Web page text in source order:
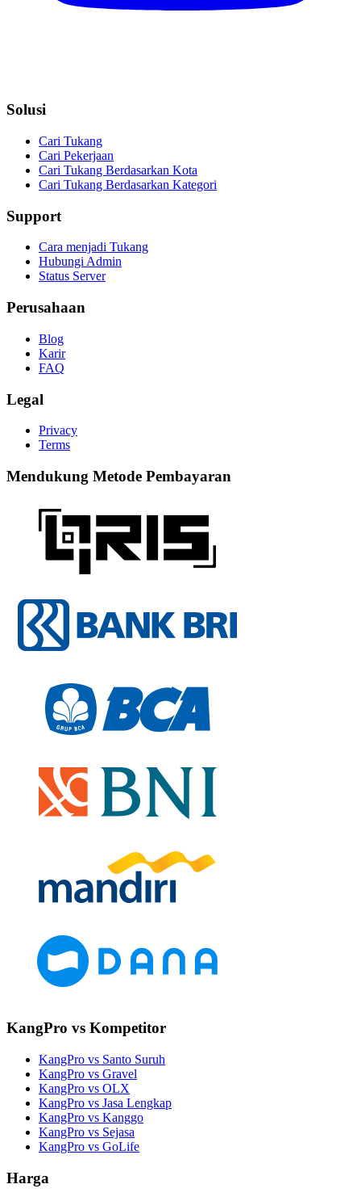
Solusi
Cari Tukang
Cari Pekerjaan
Cari Tukang Berdasarkan Kota
Cari Tukang Berdasarkan Kategori
Support
Cara menjadi Tukang
Hubungi Admin
Status Server
Perusahaan
Blog
Karir
FAQ
Legal
Privacy
Terms
Mendukung Metode Pembayaran
KangPro vs Kompetitor
KangPro vs Santo Suruh
KangPro vs Gravel
KangPro vs OLX
KangPro vs Jasa Lengkap
KangPro vs Kanggo
KangPro vs Sejasa
KangPro vs GoLife
Harga